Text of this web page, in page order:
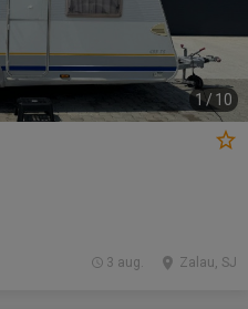
1 / 10
Zalau, SJ
3 aug.